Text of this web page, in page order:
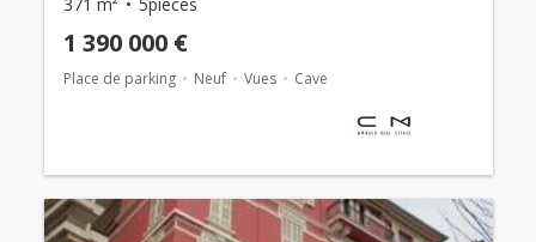
1 390 000 €
Place de parking Neuf Vues Cave